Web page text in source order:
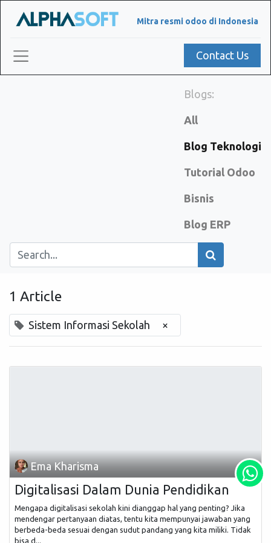
Mitra resmi odoo di Indonesia
Contact Us
Blogs:
All
Blog Teknologi
Tutorial Odoo
Bisnis
Blog ERP
1 Article
Sistem Informasi Sekolah ×
Ema Kharisma
Digitalisasi Dalam Dunia Pendidikan
Mengapa digitalisasi sekolah kini dianggap hal yang penting? Jika
mendengar pertanyaan diatas, tentu kita mempunyai jawaban yang
berbeda-beda sesuai dengan sudut pandang yang kita miliki. Tidak
bisa d...